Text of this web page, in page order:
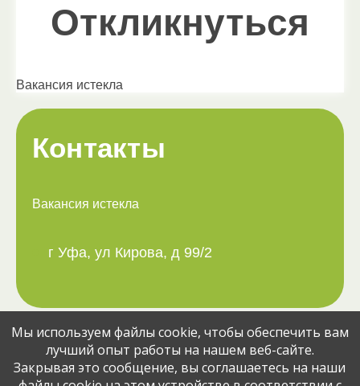
Откликнуться
Вакансия истекла
Контакты
Вакансия истекла
г Уфа, ул Кирова, д 99/2
Поделитесь вакансией с друзьями:
Мы используем файлы cookie, чтобы обеспечить вам
лучший опыт работы на нашем веб-сайте.
Закрывая это сообщение, вы соглашаетесь на наши